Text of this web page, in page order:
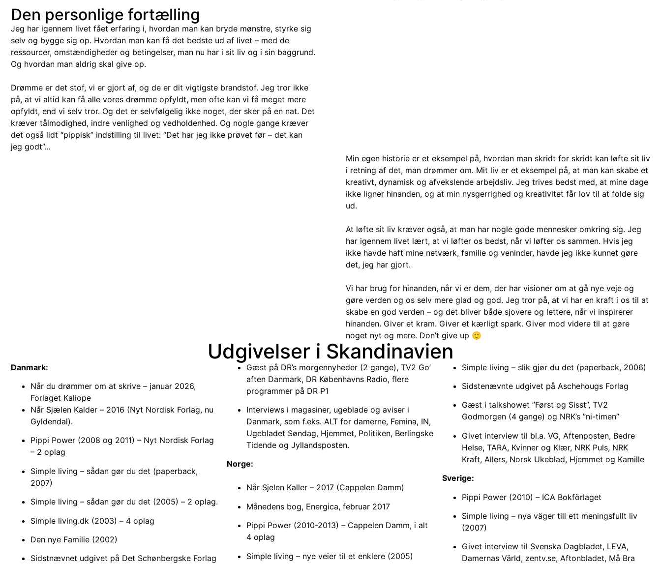
Den personlige fortælling
Jeg har igennem livet fået erfaring i, hvordan man kan bryde mønstre, styrke sig
selv og bygge sig op. Hvordan man kan få det bedste ud af livet – med de
ressourcer, omstændigheder og betingelser, man nu har i sit liv og i sin baggrund.
Og hvordan man aldrig skal give op.
Drømme er det stof, vi er gjort af, og de er dit vigtigste brandstof. Jeg tror ikke
på, at vi altid kan få alle vores drømme opfyldt, men ofte kan vi få meget mere
opfyldt, end vi selv tror. Og det er selvfølgelig ikke noget, der sker på en nat. Det
kræver tålmodighed, indre venlighed og vedholdenhed. Og nogle gange kræver
det også lidt “pippisk” indstilling til livet: “Det har jeg ikke prøvet før – det kan
jeg godt”…
Min egen historie er et eksempel på, hvordan man skridt for skridt kan løfte sit liv
i retning af det, man drømmer om. Mit liv er et eksempel på, at man kan skabe et
kreativt, dynamisk og afvekslende arbejdsliv. Jeg trives bedst med, at mine dage
ikke ligner hinanden, og at min nysgerrighed og kreativitet får lov til at folde sig
ud.
At løfte sit liv kræver også, at man har nogle gode mennesker omkring sig. Jeg
har igennem livet lært, at vi løfter os bedst, når vi løfter os sammen. Hvis jeg
ikke havde haft mine netværk, familie og veninder, havde jeg ikke kunnet gøre
det, jeg har gjort.
Vi har brug for hinanden, når vi er dem, der har visioner om at gå nye veje og
gøre verden og os selv mere glad og god. Jeg tror på, at vi har en kraft i os til at
skabe en god verden – og det bliver både sjovere og lettere, når vi inspirerer
hinanden. Giver et kram. Giver et kærligt spark. Giver mod videre til at gøre
noget nyt og mere. Don’t give up 🙂
Udgivelser i Skandinavien
Danmark:
Når du drømmer om at skrive – januar 2026,
Forlaget Kaliope
Når Sjælen Kalder – 2016 (Nyt Nordisk Forlag, nu
Gyldendal).
Pippi Power (2008 og 2011) – Nyt Nordisk Forlag
– 2 oplag
Simple living – sådan gør du det (paperback,
2007)
Simple living – sådan gør du det (2005) – 2 oplag.
Simple living.dk (2003) – 4 oplag
Den nye Familie (2002)
Sidstnævnet udgivet på Det Schønbergske Forlag
Gæst på DR’s morgennyheder (2 gange), TV2 Go’
aften Danmark, DR Københavns Radio, flere
programmer på DR P1
Interviews i magasiner, ugeblade og aviser i
Danmark, som f.eks. ALT for damerne, Femina, IN,
Ugebladet Søndag, Hjemmet, Politiken, Berlingske
Tidende og Jyllandsposten.
Norge:
Når Sjelen Kaller – 2017 (Cappelen Damm)
Månedens bog, Energica, februar 2017
Pippi Power (2010-2013) – Cappelen Damm, i alt
4 oplag
Simple living – nye veier til et enklere (2005)
Simple living – slik gjør du det (paperback, 2006)
Sidstenævnte udgivet på Aschehougs Forlag
Gæst i talkshowet ”Først og Sisst”, TV2
Godmorgen (4 gange) og NRK’s ”ni-timen”
Givet interview til bl.a. VG, Aftenposten, Bedre
Helse, TARA, Kvinner og Klær, NRK Puls, NRK
Kraft, Allers, Norsk Ukeblad, Hjemmet og Kamille
Sverige:
Pippi Power (2010) – ICA Bokförlaget
Simple living – nya väger till ett meningsfullt liv
(2007)
Givet interview til Svenska Dagbladet, LEVA,
Damernas Värld, zentv.se, Aftonbladet, Må Bra